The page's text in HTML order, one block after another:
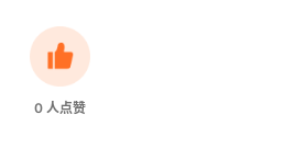
0 人点赞